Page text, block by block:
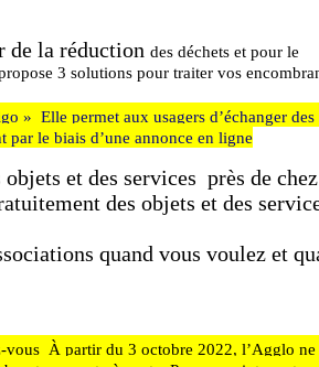
de la réduction des déchets et pour le
3 solutions pour traiter vos
» Elle permet aux usagers d’échanger
par le biais d’une annonce en ligne
et des services près de
des objets et des
quand vous voulez et
vous À partir du 3 octobre 2022, l’Agglo